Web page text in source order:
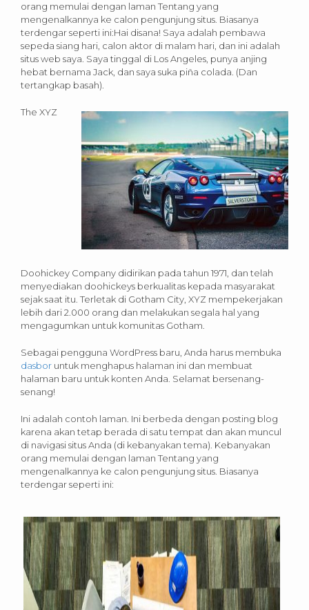
orang memulai dengan laman Tentang yang
mengenalkannya ke calon pengunjung situs. Biasanya
terdengar seperti ini:Hai disana! Saya adalah pembawa
sepeda siang hari, calon aktor di malam hari, dan ini adalah
situs web saya. Saya tinggal di Los Angeles, punya anjing
hebat bernama Jack, dan saya suka piña colada. (Dan
tertangkap basah).
The XYZ
Doohickey Company didirikan pada tahun 1971, dan telah
menyediakan doohickeys berkualitas kepada masyarakat
sejak saat itu. Terletak di Gotham City, XYZ mempekerjakan
lebih dari 2.000 orang dan melakukan segala hal yang
mengagumkan untuk komunitas Gotham.
Sebagai pengguna WordPress baru, Anda harus membuka
dasbor untuk menghapus halaman ini dan membuat
halaman baru untuk konten Anda. Selamat bersenang-
senang!
Ini adalah contoh laman. Ini berbeda dengan posting blog
karena akan tetap berada di satu tempat dan akan muncul
di navigasi situs Anda (di kebanyakan tema). Kebanyakan
orang memulai dengan laman Tentang yang
mengenalkannya ke calon pengunjung situs. Biasanya
terdengar seperti ini: